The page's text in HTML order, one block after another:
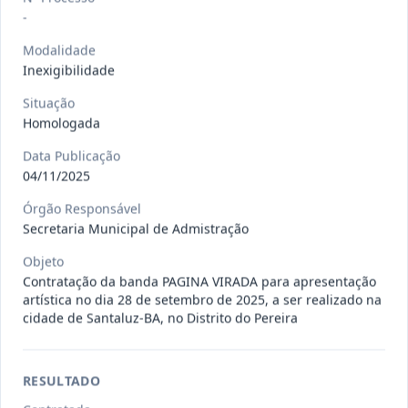
027/2026
Pregão
Eletrônico
Situação:
Em Andamento
Data:13/07/2026
025/2026
Pregão
Eletrônico
CONTRATAÇÃO DE EMPRESA PARA
LOCAÇÃO...
Em Andamento
-
Modalidade
Inexigibilidade
Situação
Homologada
Data Publicação
04/11/2025
Órgão Responsável
Secretaria Municipal de Admistração
Objeto
Contratação da banda PAGINA VIRADA para apresentação
artística no dia 28 de setembro de 2025, a ser realizado na
cidade de Santaluz-BA, no Distrito do Pereira
RESULTADO